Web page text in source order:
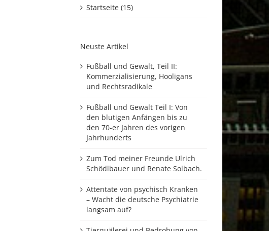
Startseite (15)
Neuste Artikel
Fußball und Gewalt, Teil II:
Kommerzialisierung, Hooligans
und Rechtsradikale
Fußball und Gewalt Teil I: Von
den blutigen Anfängen bis zu
den 70-er Jahren des vorigen
Jahrhunderts
Zum Tod meiner Freunde Ulrich
Schödlbauer und Renate Solbach.
Attentate von psychisch Kranken
– Wacht die deutsche Psychiatrie
langsam auf?